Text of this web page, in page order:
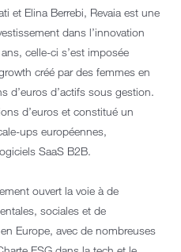
et Elina Berrebi, Revaia est une
dans l’innovation
celle-ci s’est imposée
créé par des femmes en
d’euros d’actifs sous gestion.
d’euros et constitué un
ups européennes,
SaaS B2B.
ouvert la voie à de
sociales et de
Europe, avec de nombreuses